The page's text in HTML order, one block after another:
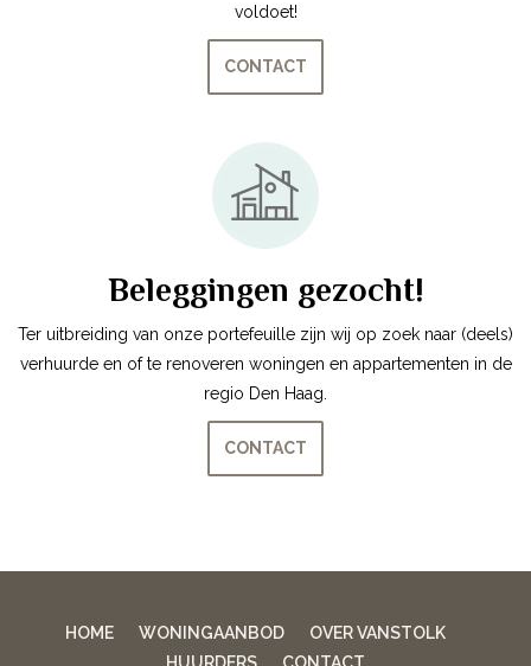
voldoet!
CONTACT
Beleggingen gezocht!
Ter uitbreiding van onze portefeuille zijn wij op zoek naar (deels)
verhuurde en of te renoveren woningen en appartementen in de
regio Den Haag.
CONTACT
HOME WONINGAANBOD
OVER VANSTOLK
HUURDERS
CONTACT